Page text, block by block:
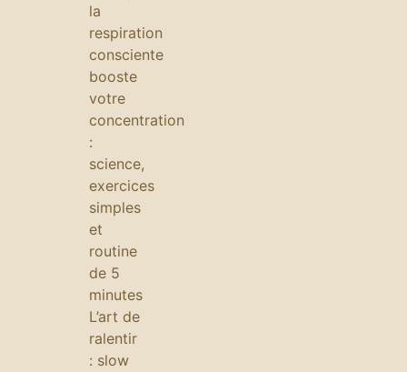
la
respiration
consciente
booste
votre
concentration
:
science,
exercices
simples
et
routine
de 5
minutes
L’art de
ralentir
: slow